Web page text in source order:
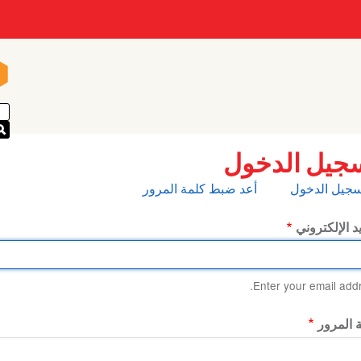
الدخول
الدخول أعد ضبط كلمة المرور
الإلكتروني
Enter your email
المرور